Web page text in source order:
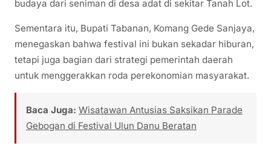
budaya dari seniman di desa adat di sekitar Tanah Lot.
Sementara itu, Bupati Tabanan, Komang Gede Sanjaya,
menegaskan bahwa festival ini bukan sekadar hiburan,
tetapi juga bagian dari strategi pemerintah daerah
untuk menggerakkan roda perekonomian masyarakat.
Baca Juga: Wisatawan Antusias Saksikan Parade
Gebogan di Festival Ulun Danu Beratan